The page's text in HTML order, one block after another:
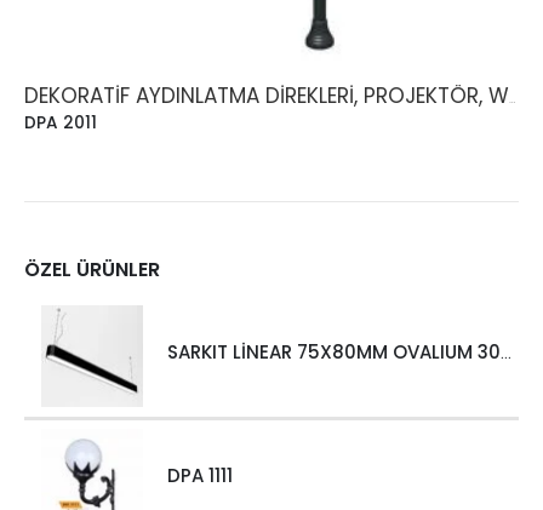
DPA 2011
ÖZEL ÜRÜNLER
SARKIT LİNEAR 75X80MM OVALIUM 30W 4000 LM MT
DPA 1111